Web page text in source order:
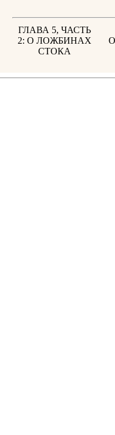
ГЛАВА 5, ЧАСТЬ
2: О ЛОЖБИНАХ
СТОКА